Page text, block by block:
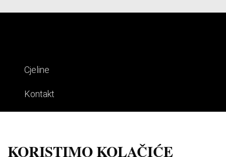
Cjeline
Kontakt
KORISTIMO KOLAČIĆE